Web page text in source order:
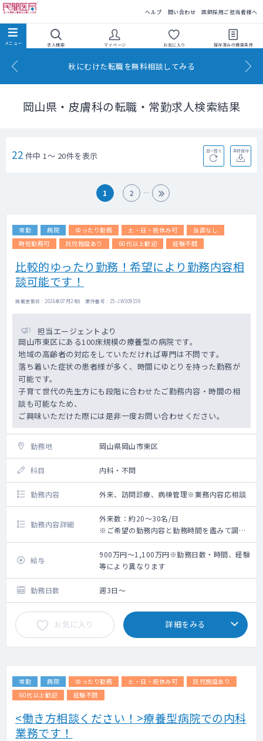
ヘルプ 問い合わせ 医師採用ご担当者様へ
求人検索 マイページ お気に入り 保存済みの検索条件
秋にむけた転職を無料相談してみる
岡山県・皮膚科の転職・常勤求人検索結果
22 件中 1～ 20件を表示 並べ替え 条件保存
1 2
常勤 病院 ゆったり勤務 土・日・祝休み可
当直なし
時短勤務可
託児施設あり 60代以上歓迎 経験不問
比較的ゆったり勤務！希望により勤務内容相
談可能です！
掲載更新日 : 2026年07月24日 案件番号 : 25-JW309159
担当エージェントより
岡山市東区にある100床規模の療養型の病院です。
地域の高齢者の対応をしていただければ専門は不問です。
落ち着いた症状の患者様が多く、時間にゆとりを持った勤務が
可能です。
子育て世代の先生方にも段階に合わせたご勤務内容・時間の相
談も可能なため、
ご興味いただけた際には是非一度お問い合わせください。
勤務地 岡山県岡山市東区
科目 内科・不問
勤務内容 外来、訪問診療、病棟管理※業務内容応相談
勤務内容詳細
外来数：約20～30名/日
※ご希望の勤務内容と勤務時間を鑑みて調整
いたします。
<業務内容>
■外来 ：担当コマ数 2コマ程度/週、外
来数 20～30名/日※週1コマでも相談可
■病棟 ：受け持ち患者数 40人程度（相
談により決定）
■訪問診療：担当コマ数は相談により決定
体制：看護師との2名体制（運転は看護師にお
任せいただくこともできます）
往診先：施設中心
対応件数：希望により相談可能
給与
900万円～1,100万円※勤務日数・時間、経験
等により異なります
勤務日数 週3日～
お気に入り 詳細をみる
常勤 病院 ゆったり勤務 土・日・祝休み可
託児施設あり
60代以上歓迎
経験不問
<働き方相談ください！>療養型病院での内科
業務です！